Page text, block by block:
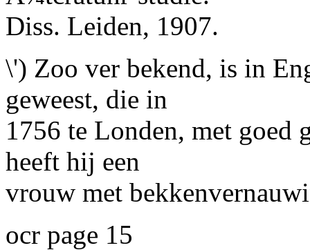
Diss. Leiden, 1907.
\') Zoo ver bekend, is in
geweest, die in
1756 te Londen, met goed
heeft hij een
vrouw met
ocr page 15